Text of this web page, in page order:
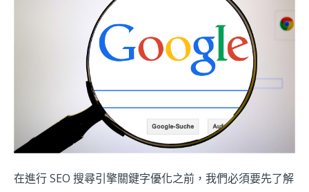
在進行 SEO 搜尋引擎關鍵字優化之前，我們必須要先了解